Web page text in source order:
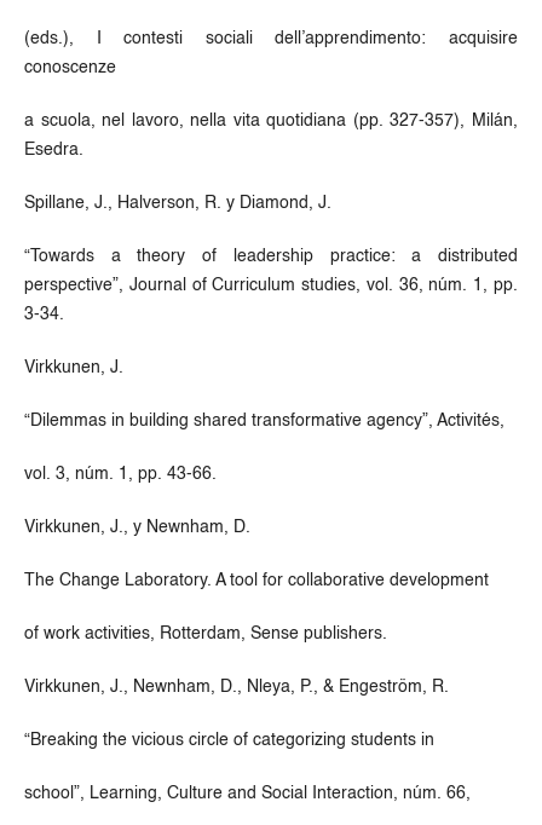
(eds.), I contesti sociali dell’apprendimento: acquisire
conoscenze
a scuola, nel lavoro, nella vita quotidiana (pp. 327-357), Milán,
Esedra.
Spillane, J., Halverson, R. y Diamond, J.
“Towards a theory of leadership practice: a distributed
perspective”, Journal of Curriculum studies, vol. 36, núm. 1, pp.
3-34.
Virkkunen, J.
“Dilemmas in building shared transformative agency”, Activités,
vol. 3, núm. 1, pp. 43-66.
Virkkunen, J., y Newnham, D.
The Change Laboratory. A tool for collaborative development
of work activities, Rotterdam, Sense publishers.
Virkkunen, J., Newnham, D., Nleya, P., & Engeström, R.
“Breaking the vicious circle of categorizing students in
school”, Learning, Culture and Social Interaction, núm. 66,